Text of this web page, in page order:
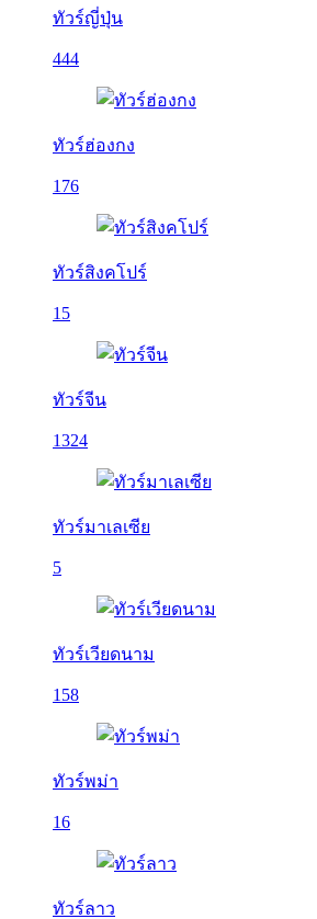
ทัวร์ญี่ปุ่น
444
ทัวร์ฮ่องกง
176
ทัวร์สิงคโปร์
15
ทัวร์จีน
1324
ทัวร์มาเลเซีย
5
ทัวร์เวียดนาม
158
ทัวร์พม่า
16
ทัวร์ลาว